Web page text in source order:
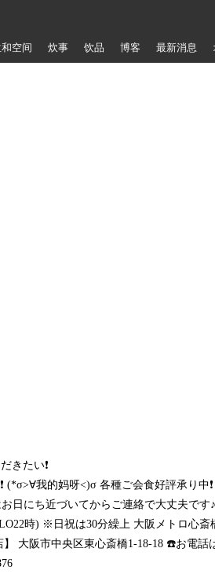
空间 炊事 饮品 博客 最新消息
きたい❗
我的妈呀<)σ 各種ご会食好評承り中
にち近づいてからご連絡で大丈夫です
時) ※日祝は30分繰上 大阪メトロ心
大阪市中央区東心斎橋1-18-18 ☎️お電